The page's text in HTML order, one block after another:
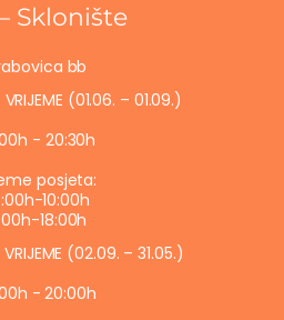
Sklonište
bb
(01.06. – 01.09.)
- 20:30h
posjeta:
10:00h
18:00h
(02.09. – 31.05.)
- 20:00h